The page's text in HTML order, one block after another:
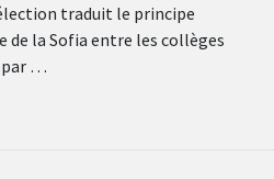
traduit le principe
de la Sofia entre les collèges
par …